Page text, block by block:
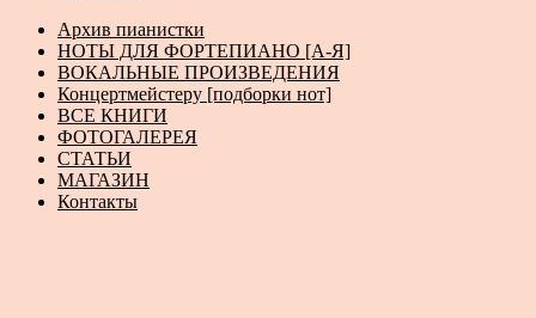
Архив пианистки
НОТЫ ДЛЯ ФОРТЕПИАНО [А-Я]
ВОКАЛЬНЫЕ ПРОИЗВЕДЕНИЯ
Концертмейстеру [подборки нот]
ВСЕ КНИГИ
ФОТОГАЛЕРЕЯ
СТАТЬИ
МАГАЗИН
Контакты